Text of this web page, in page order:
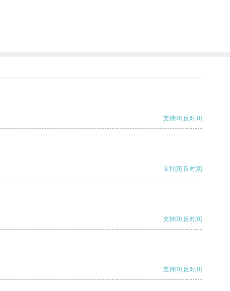
支持[0] 反对[0]
支持[0] 反对[0]
支持[0] 反对[0]
支持[0] 反对[0]